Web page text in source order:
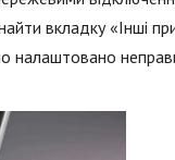
вкладку «Інші
налаштовано